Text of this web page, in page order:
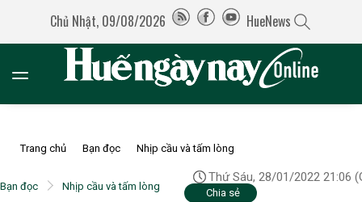
Chủ Nhật, 09/08/2026 HueNews
Trang chủ Bạn đọc Nhịp cầu và tấm lòng
Bạn đọc Nhịp cầu và tấm lòng
Thứ Sáu, 28/01/2022 21:06
Chia sẻ